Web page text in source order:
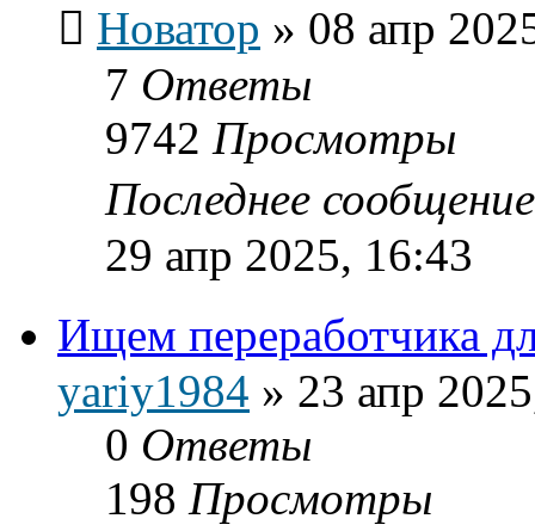
Новатор » 08 апр
7 Ответы
9742 Просмотры
Последнее
29 апр 2025, 16:43
Ищем переработчика
yariy1984 » 23 апр
0 Ответы
198 Просмотры